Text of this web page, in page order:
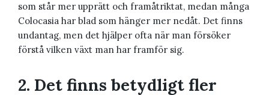
som står mer upprätt och framåtriktat, medan många
Colocasia har blad som hänger mer nedåt. Det finns
undantag, men det hjälper ofta när man försöker
förstå vilken växt man har framför sig.
2. Det finns betydligt fler